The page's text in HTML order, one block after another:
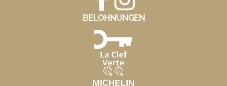
BELOHNUNGEN